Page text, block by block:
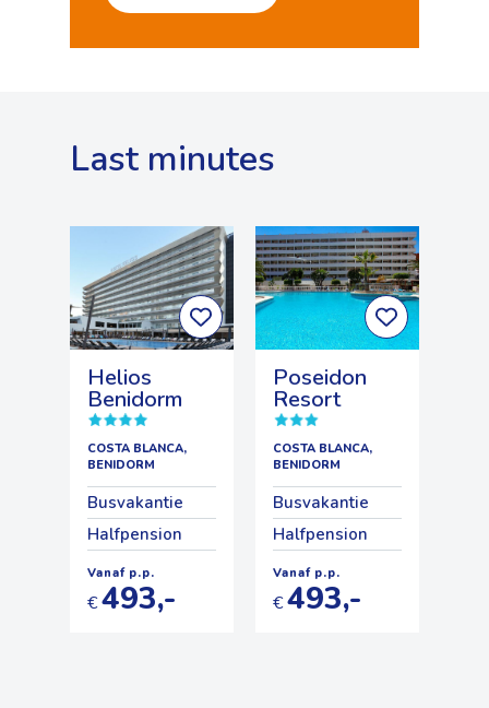
Last minutes
Helios
Benidorm
COSTA BLANCA,
BENIDORM
Busvakantie
Halfpension
Vanaf p.p.
€493,-
Poseidon
Resort
COSTA BLANCA,
BENIDORM
Busvakantie
Halfpension
Vanaf p.p.
€493,-